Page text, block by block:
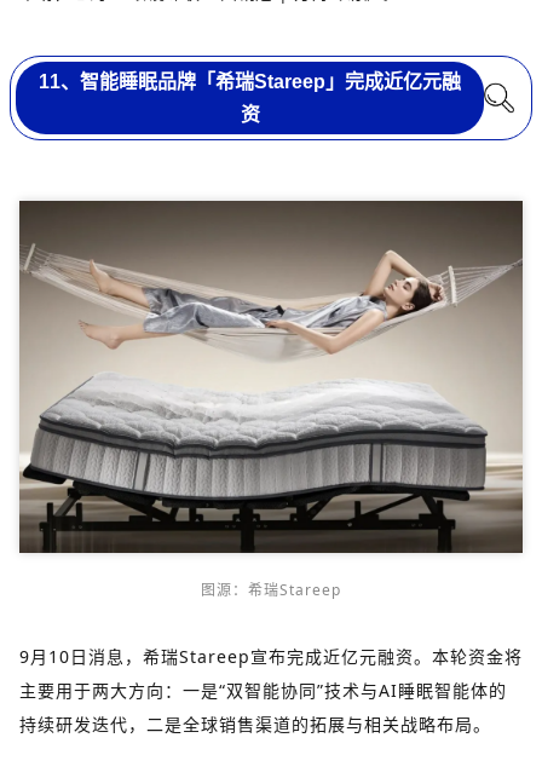
11、智能睡眠品牌「希瑞Stareep」完成近亿元融
资
图源：希瑞Stareep
9月10日消息，希瑞Stareep宣布完成近亿元融资。本轮资金将
主要用于两大方向：一是“双智能协同”技术与AI睡眠智能体的
持续研发迭代，二是全球销售渠道的拓展与相关战略布局。